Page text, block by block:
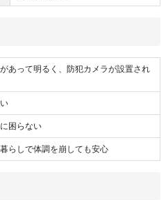
あって明るく、防犯カメラが設置され
困らない
らしで体調を崩しても安心